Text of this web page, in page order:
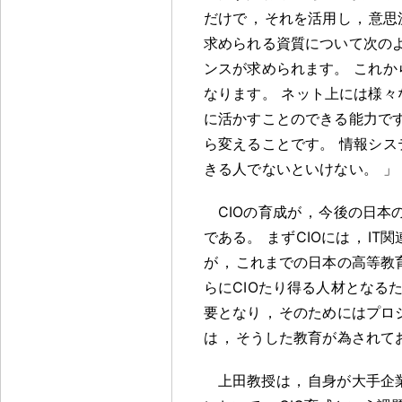
だけで ， それを活用し ， 意思
求められる資質について次の
ンスが求められます。
これ
なります 。
ネット上には様
に活かすことのできる能力で
ら変えることです。
情報シス
きる人でないといけない。 」
CIOの育成が ， 今後の日本
である 。 まずCIOには ， IT関
が ， これまでの日本の高等教
らにCIOたり得る人材となる
要となり
， そのためにはプロ
は ， そうした教育が為されて
上田教授は ， 自身が大手企